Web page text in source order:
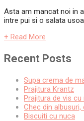
Asta am mancat noi in
intre pui si o salata
+ Read More
Recent Posts
Supa crema de
Prajitura Krantz
Prajitura de vis cu
Chec din
Biscuiti cu nuca